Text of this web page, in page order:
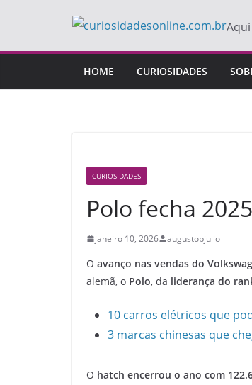
o
HOME CURIOSIDADES
CURIOSIDADES
Polo fecha
janeiro 10, 2026 augustopjulio
O avanço nas vendas do
alemã, o Polo, da liderança do
10 carros elétricos que
3 marcas chinesas que
O hatch encerrou o ano com